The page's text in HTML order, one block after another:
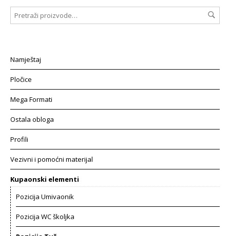
Namještaj
Pločice
Mega Formati
Ostala obloga
Profili
Vezivni i pomoćni materijal
Kupaonski elementi
Pozicija Umivaonik
Pozicija WC školjka